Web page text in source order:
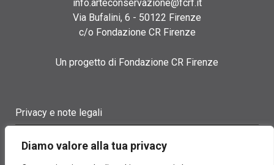
Diamo valore alla tua privacy
info.arteconservazione@fcrf.it
Via Bufalini, 6 - 50122 Firenze
c/o Fondazione CR Firenze
Un progetto di Fondazione CR Firenze
Privacy e note legali